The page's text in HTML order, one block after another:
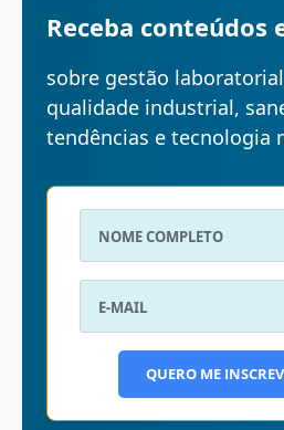
Receba conteúdos
sobre gestão
qualidade industrial,
tendências e tecnologia
QUERO ME